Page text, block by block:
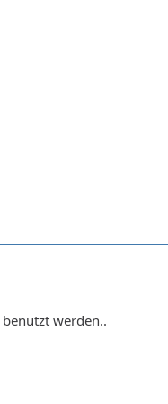
werden..